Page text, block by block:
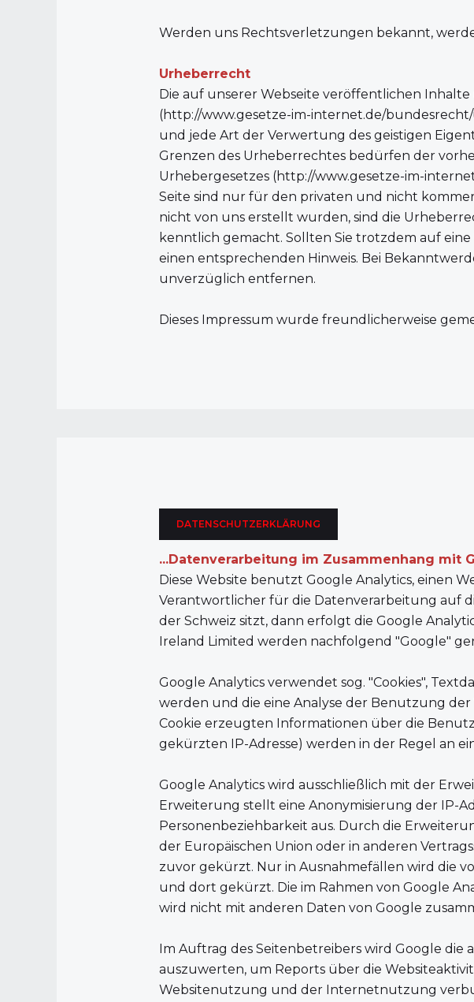
Werden uns Rechtsverletzungen bekannt,
Urheberrecht
‍Die auf unserer Webseite veröffentlichen
(http://www.gesetze-im-internet.de/
und jede Art der Verwertung des geistigen
Grenzen des Urheberrechtes bedürfen der
Urhebergesetzes (http://www.gesetze-im-
Seite sind nur für den privaten und nicht
nicht von uns erstellt wurden, sind die
kenntlich gemacht. Sollten Sie trotzdem auf
einen entsprechenden Hinweis. Bei
unverzüglich entfernen.
Dieses Impressum wurde freundlicherweise
DATENSCHUTZERKLÄRUNG
Hinweise zu..
...Datenverarbeitung im Zusammenhang mit
Diese Website benutzt Google Analytics, einen
Verantwortlicher für die Datenverarbeitung auf
der Schweiz sitzt, dann erfolgt die Google
Ireland Limited werden nachfolgend "Google"
Google Analytics verwendet sog. "Cookies",
werden und die eine Analyse der Benutzung
Cookie erzeugten Informationen über die
gekürzten IP-Adresse) werden in der Regel an
Google Analytics wird ausschließlich mit der
Erweiterung stellt eine Anonymisierung der IP-
Personenbeziehbarkeit aus. Durch die
der Europäischen Union oder in anderen
zuvor gekürzt. Nur in Ausnahmefällen wird die
und dort gekürzt. Die im Rahmen von Google
wird nicht mit anderen Daten von Google
Im Auftrag des Seitenbetreibers wird Google
auszuwerten, um Reports über die
Websitenutzung und der Internetnutzung